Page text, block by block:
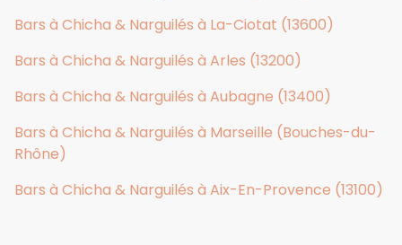
Bars à Chicha & Narguilés à La-Ciotat (13600)
Bars à Chicha & Narguilés à Arles (13200)
Bars à Chicha & Narguilés à Aubagne (13400)
Bars à Chicha & Narguilés à Marseille (Bouches-du-
Rhône)
Bars à Chicha & Narguilés à Aix-En-Provence (13100)